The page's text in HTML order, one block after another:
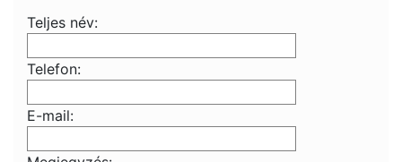
Teljes név:
Telefon:
E-mail: